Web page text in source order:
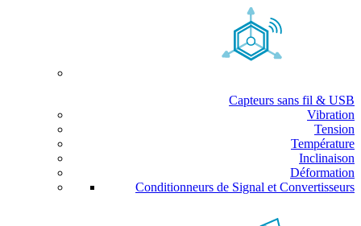
Capteurs sans fil & USB
Vibration
Tension
Température
Inclinaison
Déformation
Conditionneurs de Signal et Convertisseurs